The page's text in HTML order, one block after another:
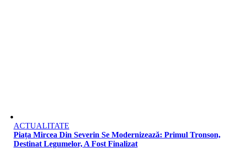
ACTUALITATE
Piața Mircea Din Severin Se Modernizează: Primul Tronson,
Destinat Legumelor, A Fost Finalizat